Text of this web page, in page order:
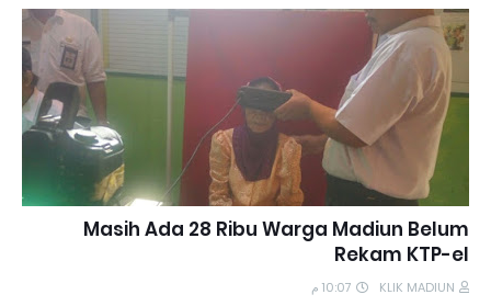
Masih Ada 28 Ribu Warga Madiun Belum
Rekam KTP-el
KLIK MADIUN 10:07 م